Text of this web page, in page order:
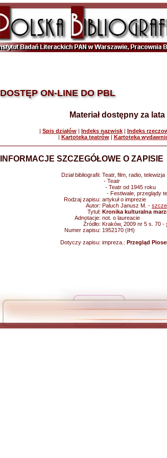
DOSTĘP ON-LINE DO PBL
Materiał dostępny za
| Spis działów | Indeks nazwisk | Indeks
| Kartoteka teatrów| Kartoteka
INFORMACJE SZCZEGÓŁOWE O ZAPISIE
Dział bibliografii: Teatr, film, radio, telewizja
- Teatr
- Teatr od 1945 roku
- Festiwale, przeglądy
Rodzaj zapisu: artykuł o imprezie
Autor: Paluch Janusz M. -
Tytuł: Kronika kulturalna
Adnotacje: not. o laureacie
Źródło: Kraków, 2009 nr 5 s. 70 -
Numer zapisu: 1952170 (IH)
Dotyczy zapisu: impreza.: Przegląd